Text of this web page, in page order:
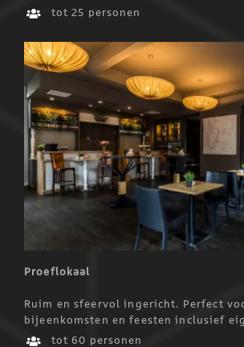
tot 25 personen
Proeflokaal
Ruim en sfeervol ingericht. Perfect
bijeenkomsten en feesten inclusief
tot 60 personen